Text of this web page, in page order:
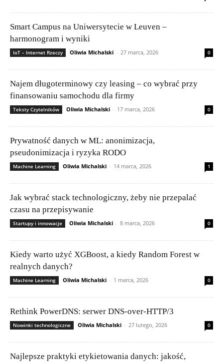
Smart Campus na Uniwersytecie w Leuven –
harmonogram i wyniki
IoT – Internet Rzeczy Oliwia Michalski - 27 marca, 2026 0
Najem długoterminowy czy leasing – co wybrać przy
finansowaniu samochodu dla firmy
Teksty Czytelników Oliwia Michalski - 17 marca, 2026 0
Prywatność danych w ML: anonimizacja,
pseudonimizacja i ryzyka RODO
Machine Learning Oliwia Michalski - 14 marca, 2026 1
Jak wybrać stack technologiczny, żeby nie przepalać
czasu na przepisywanie
Startupy i innowacje Oliwia Michalski - 8 marca, 2026 0
Kiedy warto użyć XGBoost, a kiedy Random Forest w
realnych danych?
Machine Learning Oliwia Michalski - 1 marca, 2026 0
Rethink PowerDNS: serwer DNS-over-HTTP/3
Nowinki technologiczne Oliwia Michalski - 27 lutego, 2026 0
Najlepsze praktyki etykietowania danych: jakość,